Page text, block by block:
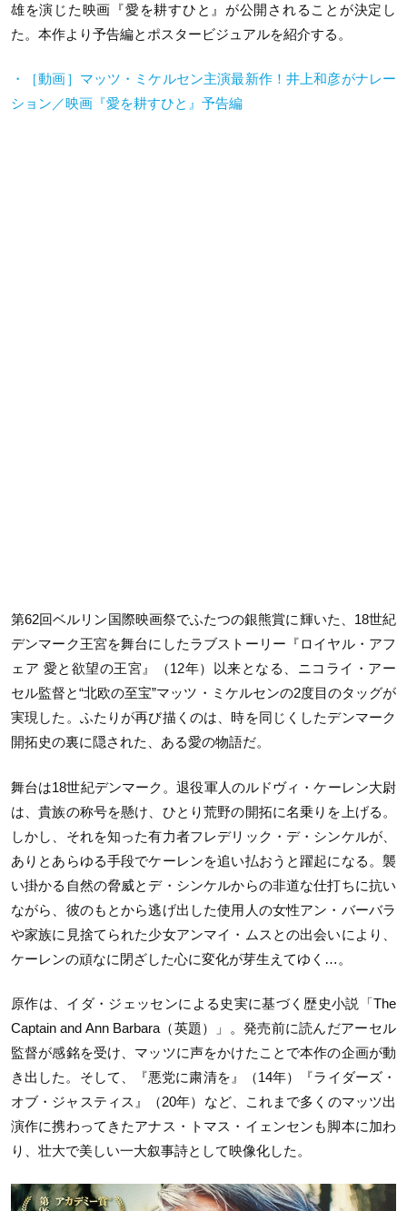
雄を演じた映画『愛を耕すひと』が公開されることが決定し
た。本作より予告編とポスタービジュアルを紹介する。
・［動画］マッツ・ミケルセン主演最新作！井上和彦がナレー
ション／映画『愛を耕すひと』予告編
第62回ベルリン国際映画祭でふたつの銀熊賞に輝いた、18世紀
デンマーク王宮を舞台にしたラブストーリー『ロイヤル・アフ
ェア 愛と欲望の王宮』（12年）以来となる、ニコライ・アー
セル監督と“北欧の至宝”マッツ・ミケルセンの2度目のタッグが
実現した。ふたりが再び描くのは、時を同じくしたデンマーク
開拓史の裏に隠された、ある愛の物語だ。
舞台は18世紀デンマーク。退役軍人のルドヴィ・ケーレン大尉
は、貴族の称号を懸け、ひとり荒野の開拓に名乗りを上げる。
しかし、それを知った有力者フレデリック・デ・シンケルが、
ありとあらゆる手段でケーレンを追い払おうと躍起になる。襲
い掛かる自然の脅威とデ・シンケルからの非道な仕打ちに抗い
ながら、彼のもとから逃げ出した使用人の女性アン・バーバラ
や家族に見捨てられた少女アンマイ・ムスとの出会いにより、
ケーレンの頑なに閉ざした心に変化が芽生えてゆく…。
原作は、イダ・ジェッセンによる史実に基づく歴史小説「The
Captain and Ann Barbara（英題）」。発売前に読んだアーセル
監督が感銘を受け、マッツに声をかけたことで本作の企画が動
き出した。そして、『悪党に粛清を』（14年）『ライダーズ・
オブ・ジャスティス』（20年）など、これまで多くのマッツ出
演作に携わってきたアナス・トマス・イェンセンも脚本に加わ
り、壮大で美しい一大叙事詩として映像化した。